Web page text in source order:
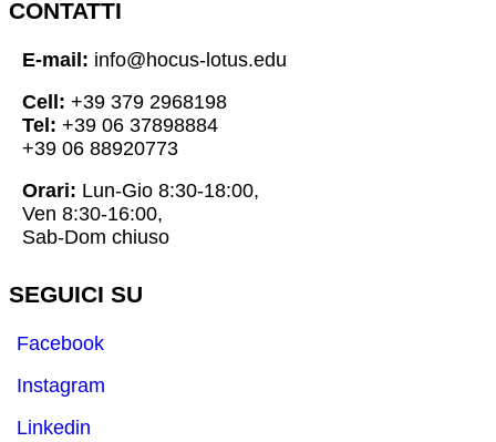
CONTATTI
E-mail: info@hocus-lotus.edu
Cell: +39 379 2968198
Tel: +39 06 37898884
+39 06 88920773
Orari: Lun-Gio 8:30-18:00,
Ven 8:30-16:00,
Sab-Dom chiuso
SEGUICI SU
Facebook
Instagram
Linkedin